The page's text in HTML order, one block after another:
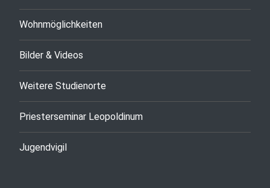
Wohnmöglichkeiten
Bilder & Videos
Weitere Studienorte
Priesterseminar Leopoldinum
Jugendvigil